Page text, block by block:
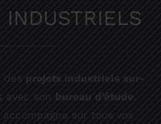
INDUSTRIELS
des projets industriels sur-
avec son bureau d’étude.
sur tous vos